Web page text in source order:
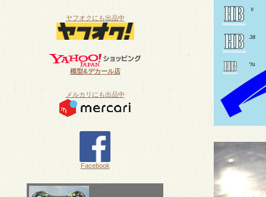
ヤフオクにも出品中
模型&デカール店
メルカリにも出品中
Facebook